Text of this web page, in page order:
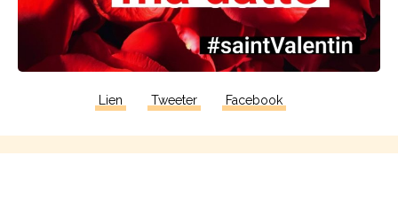
Lien Tweeter Facebook